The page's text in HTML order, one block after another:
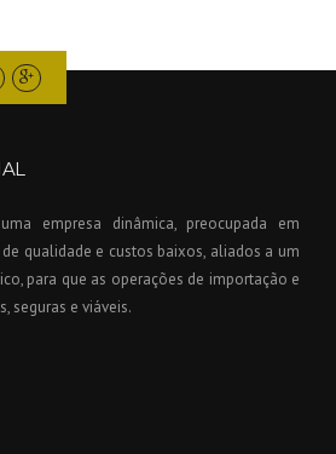
empresa dinâmica, preocupada em
qualidade e custos baixos, aliados a um
para que as operações de importação e
seguras e viáveis.